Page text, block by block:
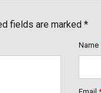
fields are marked *
Name